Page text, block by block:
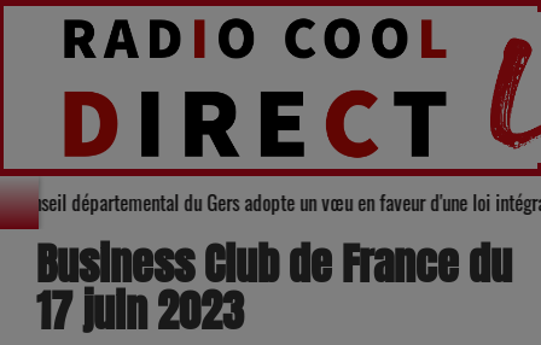
: Le Conseil départemental du Gers adopte un vœu en faveur
Business Club de France du
17 juin 2023